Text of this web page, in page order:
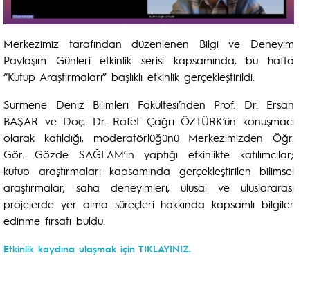
Merkezimiz tarafından düzenlenen Bilgi ve Deneyim
Paylaşım Günleri etkinlik serisi kapsamında, bu hafta
“Kutup Araştırmaları” başlıklı etkinlik gerçekleştirildi.
Sürmene Deniz Bilimleri Fakültesi’nden Prof. Dr. Ersan
BAŞAR ve Doç. Dr. Rafet Çağrı ÖZTÜRK’ün konuşmacı
olarak katıldığı, moderatörlüğünü Merkezimizden Öğr.
Gör. Gözde SAĞLAM’ın yaptığı etkinlikte katılımcılar;
kutup araştırmaları kapsamında gerçekleştirilen bilimsel
araştırmalar, saha deneyimleri, ulusal ve uluslararası
projelerde yer alma süreçleri hakkında kapsamlı bilgiler
edinme fırsatı buldu.
Etkinlik kaydına ulaşmak için TIKLAYINIZ.